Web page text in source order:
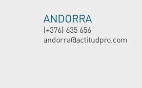
ANDORRA
(+376) 635 656
andorra@actitudpro.com